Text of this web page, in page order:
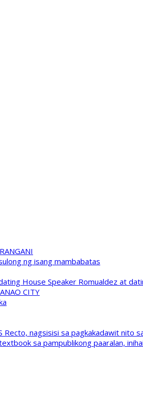
ng isang mambabatas
House Speaker Romualdez at
CITY
Recto, nagsisisi sa pagkakadawit nito
sa pampublikong paaralan,